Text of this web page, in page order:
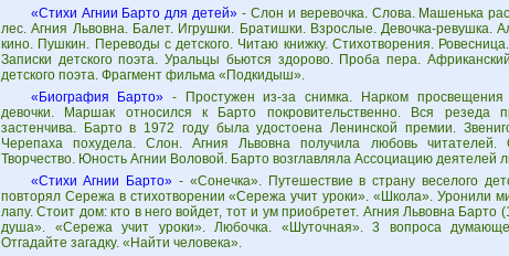
«Стихи Агнии Барто для детей» - Слон и веревочка. Слова. Машенька
лес. Агния Львовна. Балет. Игрушки. Братишки. Взрослые. Девочка-ревушка.
кино. Пушкин. Переводы с детского. Читаю книжку. Стихотворения.
Записки детского поэта. Уральцы бьются здорово. Проба пера.
детского поэта. Фрагмент фильма «Подкидыш».
«Биография Барто» - Простужен из-за снимка. Нарком просвещения
девочки. Маршак относился к Барто покровительственно. Вся резеда
застенчива. Барто в 1972 году была удостоена Ленинской премии.
Черепаха похудела. Слон. Агния Львовна получила любовь
Творчество. Юность Агнии Воловой. Барто возглавляла Ассоциацию деятелей
«Стихи Агнии Барто» - «Сонечка». Путешествие в страну веселого
повторял Сережа в стихотворении «Сережа учит уроки». «Школа». Уронили
лапу. Стоит дом: кто в него войдет, тот и ум приобретет. Агния Львовна
душа». «Сережа учит уроки». Любочка. «Шуточная». 3 вопроса
Отгадайте загадку. «Найти человека».